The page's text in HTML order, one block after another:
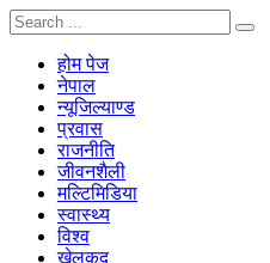
होम पेज
नेपाल
न्यूजिल्याण्ड
प्रवास
राजनीति
जीवनशैली
मल्टिमिडिया
स्वास्थ्य
विश्व
खेलकुद